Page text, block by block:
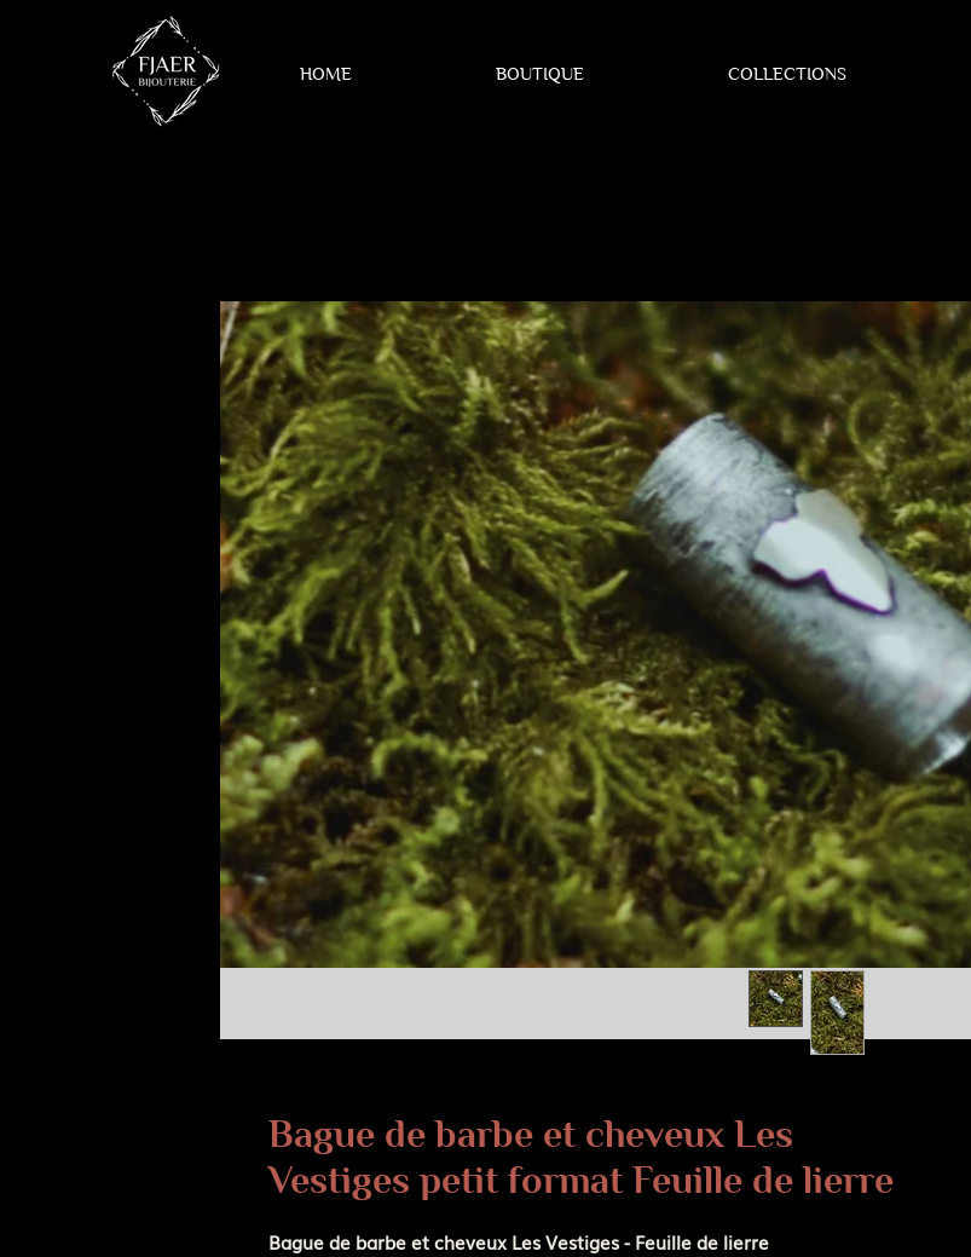
HOME BOUTIQUE COLLECTIONS
Bague de barbe et cheveux Les
Vestiges petit format Feuille de lierre
Bague de barbe et cheveux Les Vestiges - Feuille de lierre